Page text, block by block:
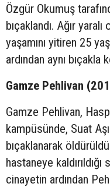
Özgür Okumuş
bıçaklandı. Ağır yaralı
yaşamını yitiren 25
ardından aynı bıçakla
Gamze Pehlivan
Gamze Pehlivan,
kampüsünde, Suat
bıçaklanarak
hastaneye kaldırıldığı
cinayetin ardından